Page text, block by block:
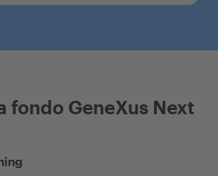
fondo GeneXus Next